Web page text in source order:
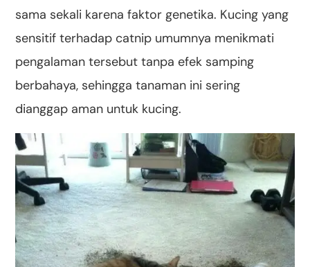
sama sekali karena faktor genetika. Kucing yang
sensitif terhadap catnip umumnya menikmati
pengalaman tersebut tanpa efek samping
berbahaya, sehingga tanaman ini sering
dianggap aman untuk kucing.